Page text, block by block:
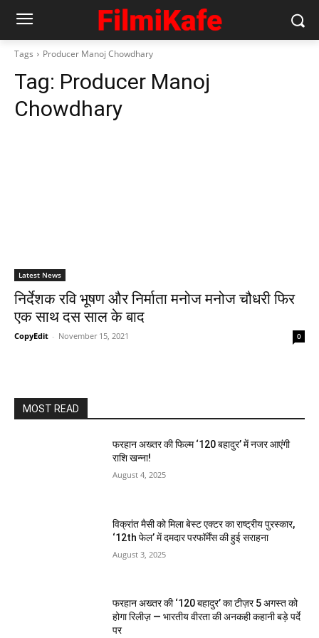
Tags Producer Manoj Chowdhary
Tag: Producer Manoj
Chowdhary
Latest News
निर्देशक रवि भूषण और निर्माता मनोज मनोज चौधरी फिर
एक साथ दस साल के बाद
CopyEdit - November 15, 2021 0
MOST READ
फरहान अख्तर की फिल्म ‘120 बहादुर’ में नजर आएंगी
राशि खन्ना!
August 4, 2025
विक्रांत मैसी को मिला बेस्ट एक्टर का राष्ट्रीय पुरस्कार,
‘12th फेल’ में दमदार परफॉर्मेंस की हुई सराहना
August 3, 2025
फरहान अख्तर की ‘120 बहादुर’ का टीज़र 5 अगस्त को
होगा रिलीज़ — भारतीय वीरता की अनकही कहानी बड़े पर्दे
पर